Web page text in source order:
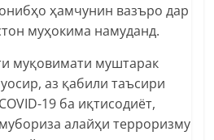
ҳамчунин вазъро дар
муҳокима намуданд.
муқовимати муштарак
аз қабили таъсири
19 ба иқтисодиёт,
алайҳи терроризму